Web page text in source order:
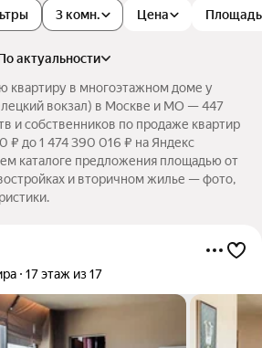
3 комн. Цена Площадь
по актуальности
квартиру в многоэтажном доме у
вокзал) в Москве и МО — 447
и собственников по продаже квартир
₽ до 1 474 390 016 ₽ на Яндекс
каталоге предложения площадью от
и вторичном жилье — фото,
17 этаж из 17